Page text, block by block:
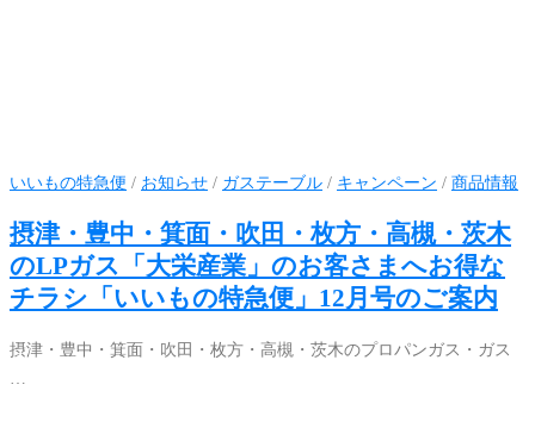
いいもの特急便 / お知らせ / ガステーブル / キャンペーン / 商品情報
摂津・豊中・箕面・吹田・枚方・高槻・茨木
のLPガス「大栄産業」のお客さまへお得な
チラシ「いいもの特急便」12月号のご案内
摂津・豊中・箕面・吹田・枚方・高槻・茨木のプロパンガス・ガス
…